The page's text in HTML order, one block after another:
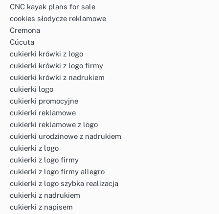
CNC kayak plans for sale
cookies słodycze reklamowe
Cremona
Cúcuta
cukierki krówki z logo
cukierki krówki z logo firmy
cukierki krówki z nadrukiem
cukierki logo
cukierki promocyjne
cukierki reklamowe
cukierki reklamowe z logo
cukierki urodzinowe z nadrukiem
cukierki z logo
cukierki z logo firmy
cukierki z logo firmy allegro
cukierki z logo szybka realizacja
cukierki z nadrukiem
cukierki z napisem